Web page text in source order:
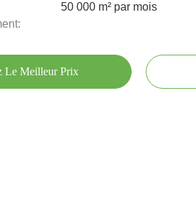
50 000 m² par mois
Le Meilleur Prix